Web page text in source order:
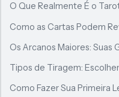
O Que Realmente É o
Como as Cartas Podem
Os Arcanos Maiores: Suas
Tipos de Tiragem:
Como Fazer Sua Primeira